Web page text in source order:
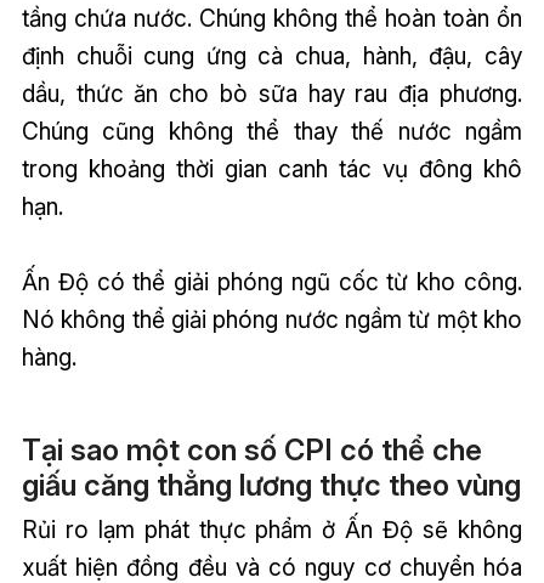
tầng chứa nước. Chúng không thể hoàn toàn ổn
định chuỗi cung ứng cà chua, hành, đậu, cây
dầu, thức ăn cho bò sữa hay rau địa phương.
Chúng cũng không thể thay thế nước ngầm
trong khoảng thời gian canh tác vụ đông khô
hạn.
Ấn Độ có thể giải phóng ngũ cốc từ kho công.
Nó không thể giải phóng nước ngầm từ một kho
hàng.
Tại sao một con số CPI có thể che
giấu căng thẳng lương thực theo vùng
Rủi ro lạm phát thực phẩm ở Ấn Độ sẽ không
xuất hiện đồng đều và có nguy cơ chuyển hóa